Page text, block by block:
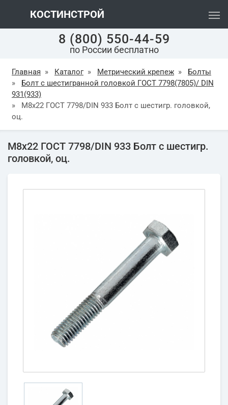
КОСТИНСТРОЙ
8 (800) 550-44-59
по России бесплатно
Главная » Каталог » Метрический крепеж »
Болты
»
Болт с шестигранной головкой ГОСТ 7798(7805)/ DIN
931(933)
»
М8х22 ГОСТ 7798/DIN 933 Болт с шестигр. головкой,
оц.
М8х22 ГОСТ 7798/DIN 933 Болт с шестигр.
головкой, оц.